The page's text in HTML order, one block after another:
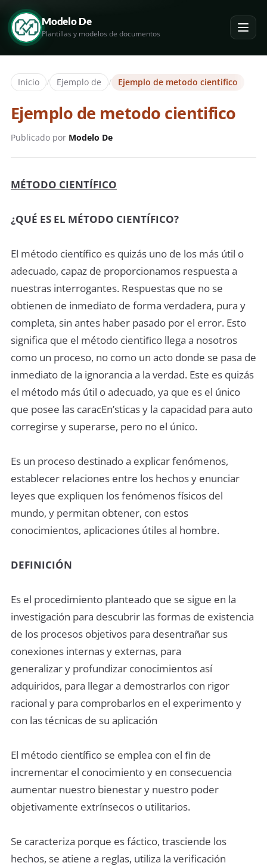
Modelo De
Plantillas y modelos de documentos
Inicio / Ejemplo de / Ejemplo de metodo cientifico
Ejemplo de metodo cientifico
Publicado por Modelo De
MÉTODO CIENTÍFICO
¿QUÉ ES EL MÉTODO CIENTÍFICO?
El método científico es quizás uno de los más útil o
adecuado, capaz de proporcionamos respuesta a
nuestras interrogantes. Respuestas que no se
obtienen de inmediato de forma verdadera, pura y
completa, sin antes haber pasado por el error. Esto
significa que el método cientiﬁco llega a nosotros
como un proceso, no como un acto donde se pasa de
inmediato de la ignorancia a la verdad. Este es quizás
el método más útil o adecuado, ya que es el único
que posee las caracEn’sticas y la capacidad para auto
corregirse y superarse, pero no el único.
Es un proceso destinado a explicar fenómenos,
establecer relaciones entre los hechos y enunciar
leyes que expliquen los fenómenos físicos del
mundo, y permitan obtener, con estos
conocimientos, aplicaciones útiles al hombre.
DEFINICIÓN
Es el procedimiento planteado que se sigue en la
investigación para descubrir las formas de existencia
de los procesos objetivos para desentrañar sus
conexiones internas y externas, para
generalizar y profundizar conocimientos así
adquiridos, para llegar a demostrarlos con rigor
racional y para comprobarlos en el experimento y
con las técnicas de su aplicación
El método científico se emplea con el ﬁn de
incrementar el conocimiento y en consecuencia
aumentar nuestro bienestar y nuestro poder
objetivamente extrínsecos o utilitarios.
Se caracteriza porque es fáctico, trasciende los
hechos, se atiene a reglas, utiliza la verificación